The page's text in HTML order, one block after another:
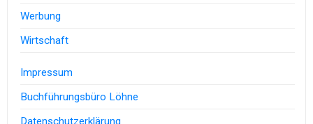
Werbung
Wirtschaft
Impressum
Buchführungsbüro Löhne
Datenschutzerklärung